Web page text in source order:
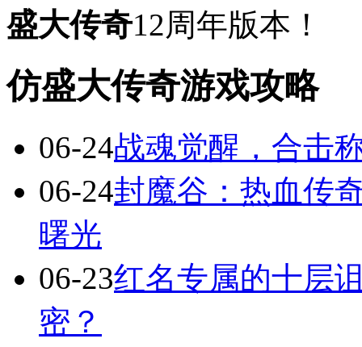
盛大传奇12周年版本！
仿盛大传奇游戏攻略
06-24战魂觉醒，合击
06-24封魔谷：热血传
曙光
06-23红名专属的十层
密？